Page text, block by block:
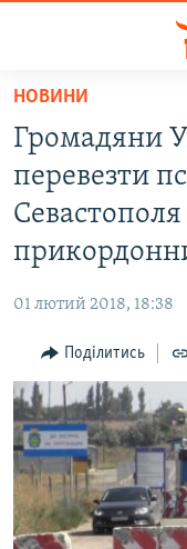
Перейти
основного
матеріалу
Перейти
до
основної
Перейти
пошуку
ВОДА.КРИМ
ВІДЕО ТА ФОТО
ІНТЕРВ'Ю
ВСЕ ЗА ДЕНЬ
СПЕЦПРОЕКТИ
ДЕПОРТАЦІЯ
ВІДЕОУРОКИ «ELIFBE»
ЯК ОБІЙТИ
Русский
НОВИНИ
Громадяни
перевезти
Севастополя
01 лютий 2018, 18:38
Поділитись